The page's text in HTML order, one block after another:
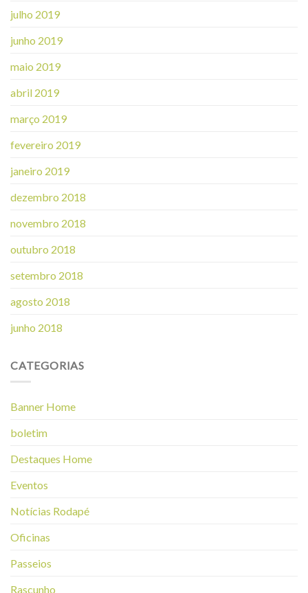
julho 2019
junho 2019
maio 2019
abril 2019
março 2019
fevereiro 2019
janeiro 2019
dezembro 2018
novembro 2018
outubro 2018
setembro 2018
agosto 2018
junho 2018
CATEGORIAS
Banner Home
boletim
Destaques Home
Eventos
Notícias Rodapé
Oficinas
Passeios
Rascunho